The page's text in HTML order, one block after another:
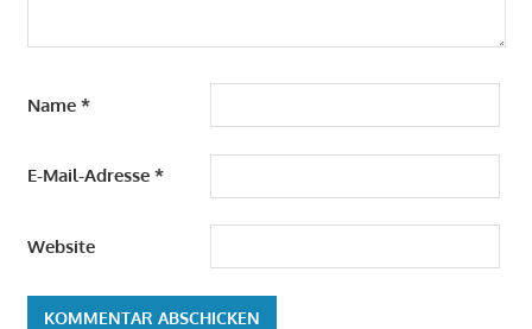
Name *
E-Mail-Adresse *
Website